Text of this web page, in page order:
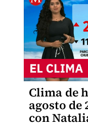
Clima de
agosto de
con